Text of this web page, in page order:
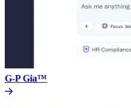
G-P Gia™​​